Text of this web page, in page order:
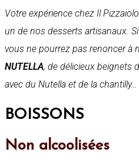
Votre expérience chez Il
un de nos desserts artisanaux.
vous ne pourrez pas renoncer à
NUTELLA, de délicieux beignets
avec du Nutella et de la
BOISSONS
Non alcoolisées